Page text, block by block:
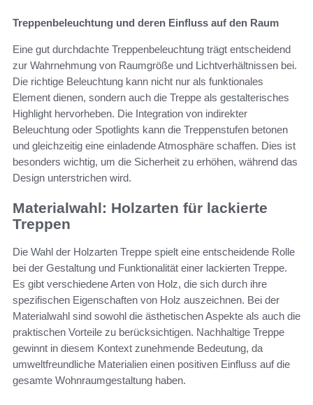
Treppenbeleuchtung und deren Einfluss auf den Raum
Eine gut durchdachte Treppenbeleuchtung trägt entscheidend
zur Wahrnehmung von Raumgröße und Lichtverhältnissen bei.
Die richtige Beleuchtung kann nicht nur als funktionales
Element dienen, sondern auch die Treppe als gestalterisches
Highlight hervorheben. Die Integration von indirekter
Beleuchtung oder Spotlights kann die Treppenstufen betonen
und gleichzeitig eine einladende Atmosphäre schaffen. Dies ist
besonders wichtig, um die Sicherheit zu erhöhen, während das
Design unterstrichen wird.
Materialwahl: Holzarten für lackierte
Treppen
Die Wahl der Holzarten Treppe spielt eine entscheidende Rolle
bei der Gestaltung und Funktionalität einer lackierten Treppe.
Es gibt verschiedene Arten von Holz, die sich durch ihre
spezifischen Eigenschaften von Holz auszeichnen. Bei der
Materialwahl sind sowohl die ästhetischen Aspekte als auch die
praktischen Vorteile zu berücksichtigen. Nachhaltige Treppe
gewinnt in diesem Kontext zunehmende Bedeutung, da
umweltfreundliche Materialien einen positiven Einfluss auf die
gesamte Wohnraumgestaltung haben.